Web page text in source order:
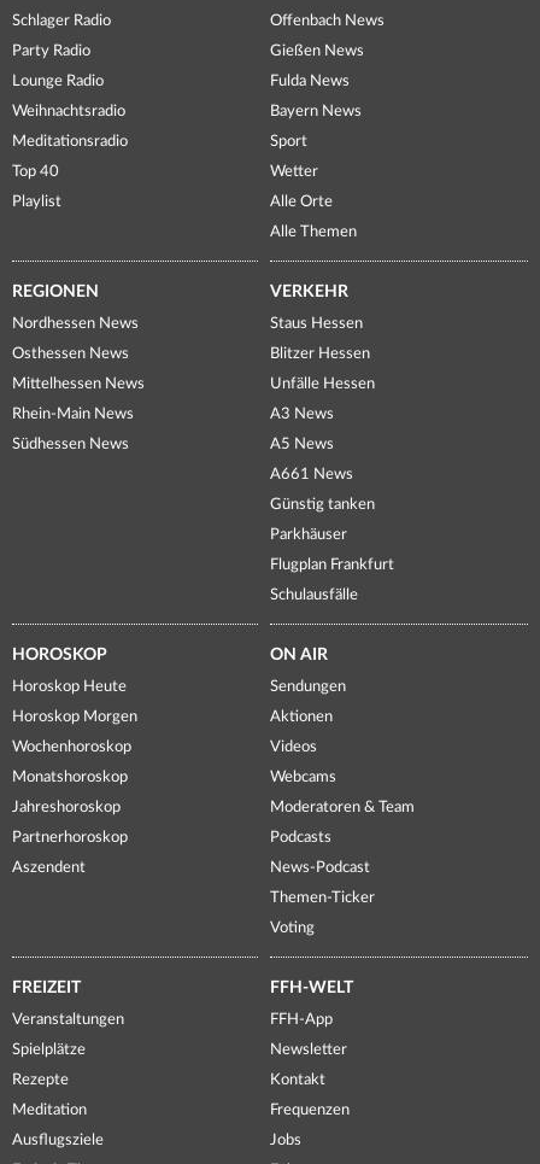
Schlager Radio
Party Radio
Lounge Radio
Weihnachtsradio
Meditationsradio
Top 40
Playlist
Offenbach News
Gießen News
Fulda News
Bayern News
Sport
Wetter
Alle Orte
Alle Themen
REGIONEN
Nordhessen News
Osthessen News
Mittelhessen News
Rhein-Main News
Südhessen News
VERKEHR
Staus Hessen
Blitzer Hessen
Unfälle Hessen
A3 News
A5 News
A661 News
Günstig tanken
Parkhäuser
Flugplan Frankfurt
Schulausfälle
HOROSKOP
Horoskop Heute
Horoskop Morgen
Wochenhoroskop
Monatshoroskop
Jahreshoroskop
Partnerhoroskop
Aszendent
ON AIR
Sendungen
Aktionen
Videos
Webcams
Moderatoren & Team
Podcasts
News-Podcast
Themen-Ticker
Voting
FREIZEIT
Veranstaltungen
Spielplätze
Rezepte
Meditation
Ausflugsziele
FFH-WELT
FFH-App
Newsletter
Kontakt
Frequenzen
Jobs